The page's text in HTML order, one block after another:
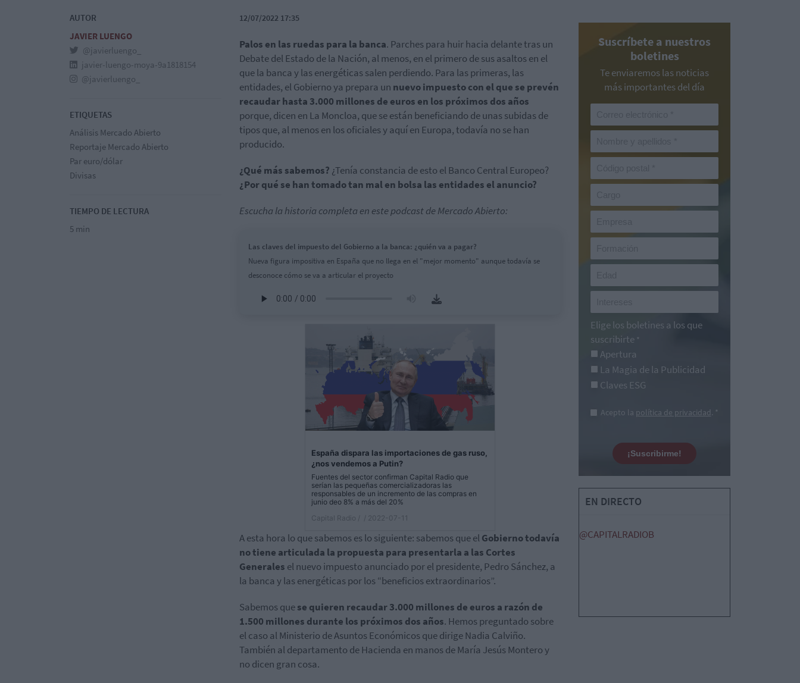
AUTOR
JAVIER LUENGO
@javierluengo_
javier-luengo-moya-9a1818154
@javierluengo_
ETIQUETAS
Análisis Mercado Abierto
Reportaje Mercado Abierto
Par euro/dólar
Divisas
TIEMPO DE LECTURA
5 min
12/07/2022 17:35
Palos en las ruedas para la banca. Parches para huir hacia delante tras un
Debate del Estado de la Nación, al menos, en el primero de sus asaltos en el
que la banca y las energéticas salen perdiendo. Para las primeras, las
entidades, el Gobierno ya prepara un nuevo impuesto con el que se prevén
recaudar hasta 3.000 millones de euros en los próximos dos años
porque, dicen en La Moncloa, que se están beneficiando de unas subidas de
tipos que, al menos en los oficiales y aquí en Europa, todavía no se han
producido.
¿Qué más sabemos? ¿Tenía constancia de esto el Banco Central Europeo?
¿Por qué se han tomado tan mal en bolsa las entidades el anuncio?
Escucha la historia completa en este podcast de Mercado Abierto:
Las claves del impuesto del Gobierno a la banca: ¿quién va a pagar?
Nueva figura impositiva en España que no llega en el "mejor momento" aunque todavía se
desconoce cómo se va a articular el proyecto
España dispara las importaciones de gas ruso,
¿nos vendemos a Putin?
Fuentes del sector confirman Capital Radio que
serían las pequeñas comercializadoras las
responsables de un incremento de las compras en
junio deo 8% a más del 20%
Capital Radio /
/ 2022-07-11
A esta hora lo que sabemos es lo siguiente: sabemos que elGobierno todavía
no tiene articulada la propuesta para presentarla a las Cortes
Generales el nuevo impuesto anunciado por el presidente, Pedro Sánchez, a
la banca y las energéticas por los “beneficios extraordinarios”.
Sabemos quese quieren recaudar 3.000 millones de euros a razón de
1.500 millones durante los próximos dos años. Hemos preguntado sobre
el caso al Ministerio de Asuntos Económicos que dirige Nadia Calviño.
También al departamento de Hacienda en manos de María Jesús Montero y
no dicen gran cosa.
Suscríbete a nuestros
boletines
Te enviaremos las noticias
más importantes del día
Elige los boletines a los que
suscribirte *
Apertura
La Magia de la Publicidad
Claves ESG
Acepto la política de privacidad. *
¡Suscribirme!
EN DIRECTO
@CAPITALRADIOB